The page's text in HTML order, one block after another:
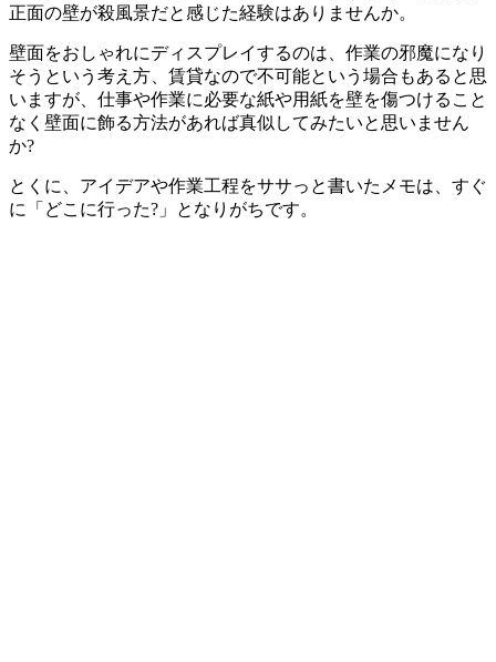
正面の壁が殺風景だと感じた経験はありませんか。
壁面をおしゃれにディスプレイするのは、作業の邪魔になり
そうという考え方、賃貸なので不可能という場合もあると思
いますが、仕事や作業に必要な紙や用紙を壁を傷つけること
なく壁面に飾る方法があれば真似してみたいと思いません
か?
とくに、アイデアや作業工程をササっと書いたメモは、すぐ
に「どこに行った?」となりがちです。